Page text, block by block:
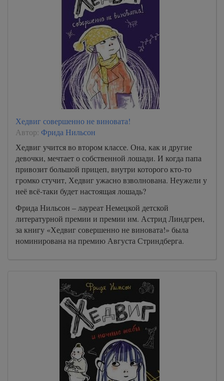
Хедвиг совершенно не виновата!
Автор: Фрида Нильсон
Хедвиг учится во втором классе. Она, как и другие
девочки, мечтает о собственной лошади. И когда папа
привозит большой прицеп, внутри которого кто-то
громко стучит, Хедвиг ужасно взволнована. Неужели у
неё всё-таки будет настоящая лошадь?
Фрида Нильсон – лауреат Немецкой детской
литературной премии и премии им. Астрид Линдгрен,
за книгу «Хедвиг совершенно не виновата!» была
номинирована на премию Августа Стриндберга.